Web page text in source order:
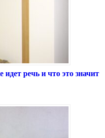
речь и что это значит